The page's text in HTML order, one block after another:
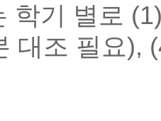
학기 별로
대조 필요),